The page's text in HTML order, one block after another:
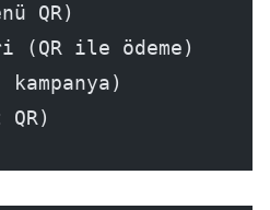
QR)
(QR ile ödeme)